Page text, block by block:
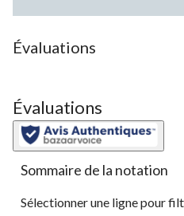
Évaluations
Évaluations
Sommaire de la notation
Sélectionner une ligne pour